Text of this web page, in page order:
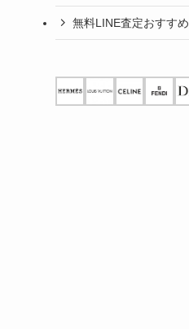
無料LINE査定おすすめ